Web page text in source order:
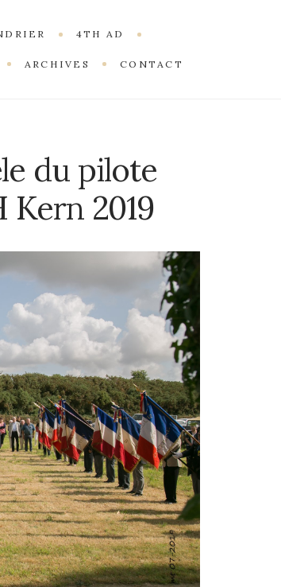
4TH AD
ARCHIVES CONTACT
du pilote
2019